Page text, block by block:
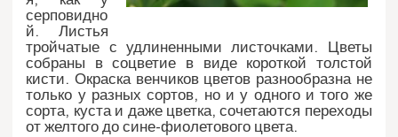
серповидно
й. Листья
тройчатые с удлиненными листочками. Цветы
собраны в соцветие в виде короткой толстой
кисти. Окраска венчиков цветов разнообразна не
только у разных сортов, но и у одного и того же
сорта, куста и даже цветка, сочетаются переходы
от желтого до сине-фиолетового цвета.